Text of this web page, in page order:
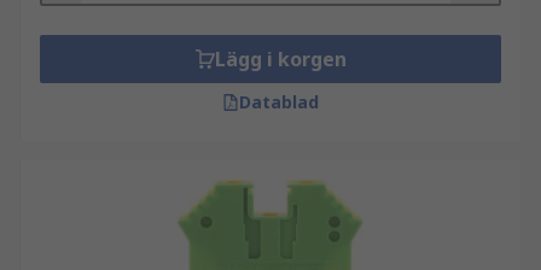
Lägg i korgen
Datablad